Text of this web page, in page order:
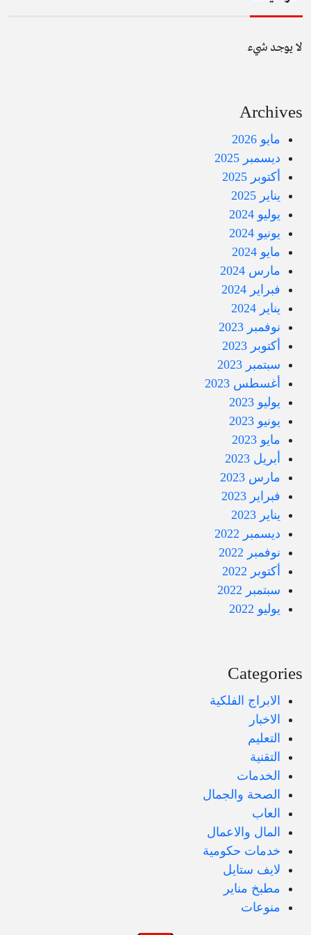
لا يوجد شيء
Archives
مايو 2026
ديسمبر 2025
أكتوبر 2025
يناير 2025
يوليو 2024
يونيو 2024
مايو 2024
مارس 2024
فبراير 2024
يناير 2024
نوفمبر 2023
أكتوبر 2023
سبتمبر 2023
أغسطس 2023
يوليو 2023
يونيو 2023
مايو 2023
أبريل 2023
مارس 2023
فبراير 2023
يناير 2023
ديسمبر 2022
نوفمبر 2022
أكتوبر 2022
سبتمبر 2022
يوليو 2022
Categories
الابراج الفلكية
الاخبار
التعليم
التقنية
الخدمات
الصحة والجمال
العاب
المال والاعمال
خدمات حكومية
لايف ستايل
مطبخ مناير
منوعات